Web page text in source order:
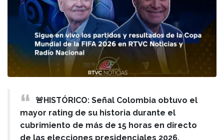
🚨HISTÓRICO: Señal Colombia obtuvo el
mayor rating de su historia durante el
cubrimiento de más de 15 horas en directo
de las elecciones presidenciales 2026,